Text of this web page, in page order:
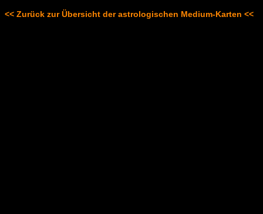
<< Zurück zur Übersicht der astrologischen Medium-Karten <<